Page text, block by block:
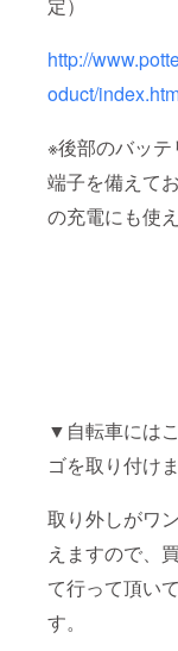
http://
oduct/
※後部のバッ
端子を備えて
の充電にも使え
▼自転車には
ゴを取り付けま
取り外しがワ
えますので、
て行って頂い
す。